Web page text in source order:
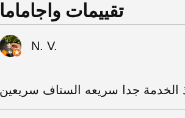
تقييمات واجاماما
N. V.